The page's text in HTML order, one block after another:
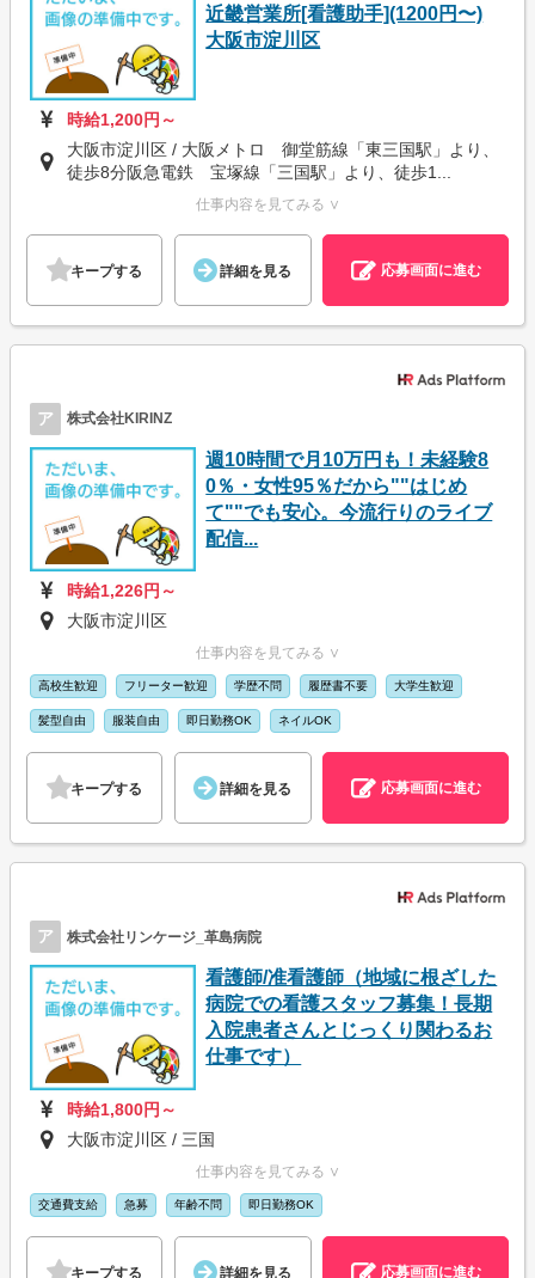
近畿営業所[看護助手](1200円〜)
大阪市淀川区
時給1,200円～
大阪市淀川区 / 大阪メトロ 御堂筋線「東三国駅」より、
徒歩8分阪急電鉄 宝塚線「三国駅」より、徒歩1...
仕事内容を見てみる ∨
キープする 詳細を見る 応募画面に進む
ア 株式会社KIRINZ
週10時間で月10万円も！未経験8
0％・女性95％だから""はじめ
て""でも安心。今流行りのライブ
配信...
時給1,226円～
大阪市淀川区
仕事内容を見てみる ∨
高校生歓迎 フリーター歓迎 学歴不問 履歴書不要 大学生歓迎
髪型自由 服装自由 即日勤務OK ネイルOK
キープする 詳細を見る 応募画面に進む
ア 株式会社リンケージ_革島病院
看護師/准看護師（地域に根ざした
病院での看護スタッフ募集！長期
入院患者さんとじっくり関わるお
仕事です）
時給1,800円～
大阪市淀川区 / 三国
仕事内容を見てみる ∨
交通費支給 急募 年齢不問 即日勤務OK
キープする 詳細を見る 応募画面に進む